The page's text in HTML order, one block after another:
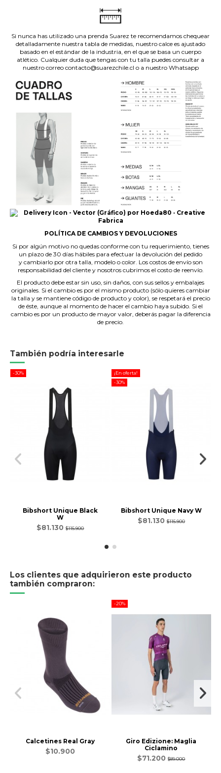
Si nunca has utilizado una prenda Suarez te recomendamos chequear
detalladamente nuestra tabla de medidas, nuestro calce es ajustado
basado en el estándar de la industria, en el que se basa un cuerpo
atlético. Cualquier duda que tengas con tu talla puedes consultar a
nuestro correo contacto@suarezchile.cl o a nuestro Whatsapp
POLÍTICA DE CAMBIOS Y DEVOLUCIONES
Si por algún motivo no quedas conforme con tu requerimiento, tienes
un plazo de 30 días hábiles para efectuar la devolución del pedido
y cambiarlo por otra talla, modelo o color. Los costos de envío son
responsabilidad del cliente y nosotros cubrimos el costo de reenvío.
El producto debe estar sin uso, sin daños, con sus sellos y embalajes
originales. Si el cambio es por el mismo producto (sólo quieres cambiar
la talla y se mantiene código de producto y color), se respetará el precio
de éste, aunque al momento de hacer el cambio haya subido. Si el
cambio es por un producto de mayor valor, deberás pagar la diferencia
de precio.
También podría interesarle
-30%
Bibshort Unique Black
W
$81.130$115.900
¡En oferta!
-30%
Bibshort Unique Navy W
$81.130 $115.900
Los clientes que adquirieron este producto
también compraron:
Calcetines Real Gray
$10.900
-20%
Giro Edizione: Maglia
Ciclamino
$71.200$89.000